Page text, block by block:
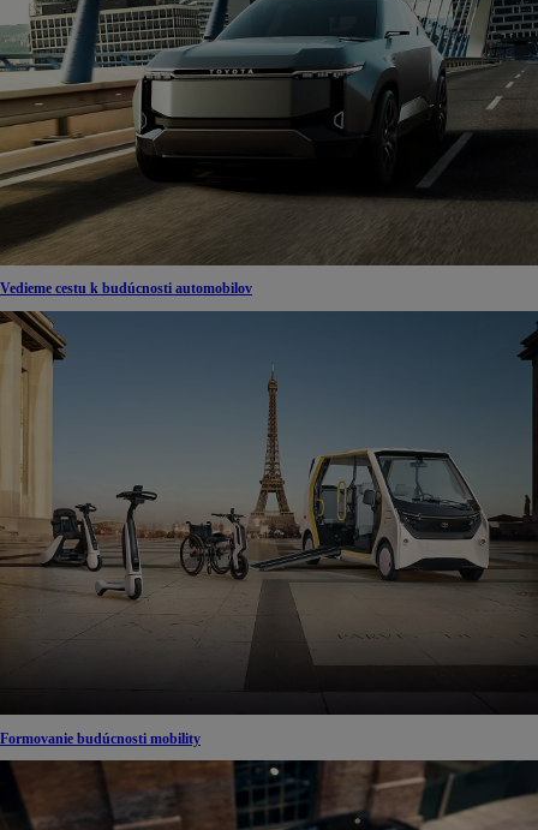
Vedieme cestu k budúcnosti automobilov
Formovanie budúcnosti mobility